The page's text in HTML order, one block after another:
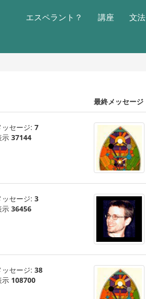
エスペラント？ 講座 文法
最終メッセージ
ッセージ: 7
示 37144
ッセージ: 3
示 36456
ッセージ: 38
示 108700